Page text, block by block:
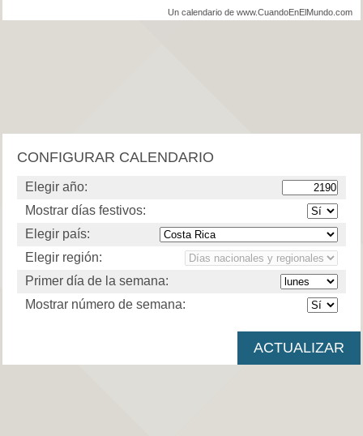
Un calendario de www.CuandoEnElMundo.com
CONFIGURAR CALENDARIO
Elegir año:
Mostrar días festivos:
Elegir país:
Elegir región:
Primer día de la semana:
Mostrar número de semana: